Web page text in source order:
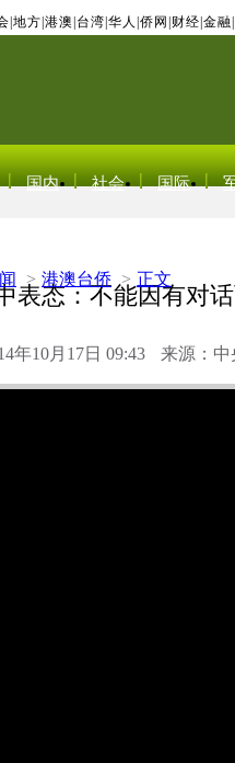
地方 港澳 台湾 华人 侨网 财经 金融
国内 社会 国际
> 港澳台侨 > 正文
表态：不能因有对
年10月17日 09:43 来源：中